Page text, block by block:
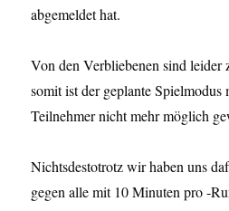
abgemeldet hat.
Von den Verbliebenen sind leider
somit ist der geplante
Teilnehmer nicht mehr möglich
Nichtsdestotrotz wir haben uns
gegen alle mit 10 Minuten pro -